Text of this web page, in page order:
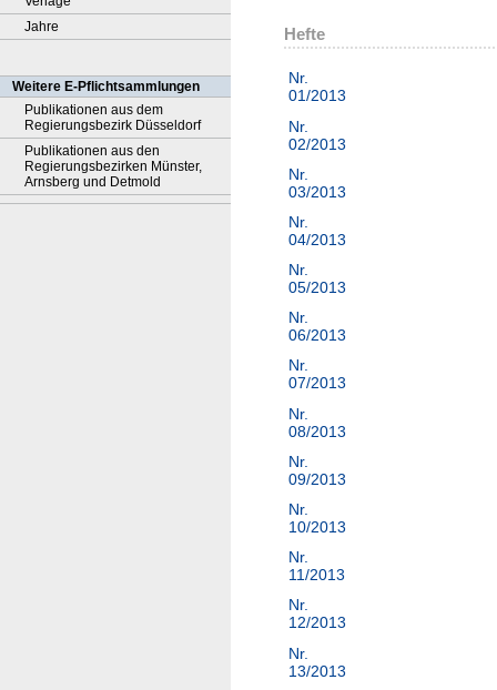
Jahre
Weitere E-Pflichtsammlungen
Publikationen aus dem
Regierungsbezirk Düsseldorf
Publikationen aus den
Regierungsbezirken Münster,
Arnsberg und Detmold
Hefte
Nr.
01/2013
Nr.
02/2013
Nr.
03/2013
Nr.
04/2013
Nr.
05/2013
Nr.
06/2013
Nr.
07/2013
Nr.
08/2013
Nr.
09/2013
Nr.
10/2013
Nr.
11/2013
Nr.
12/2013
Nr.
13/2013